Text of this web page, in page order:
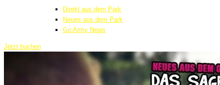
Direkt aus dem Park
Neues aus dem Park
Go Army News
Jetzt buchen